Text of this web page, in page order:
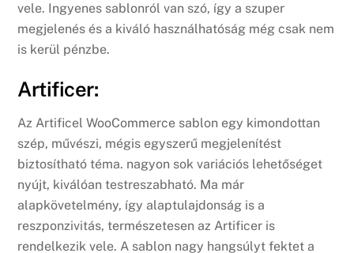
vele. Ingyenes sablonról van szó, így a szuper
megjelenés és a kiváló használhatóság még csak nem
is kerül pénzbe.
Artificer:
Az Artificel WooCommerce sablon egy kimondottan
szép, művészi, mégis egyszerű megjelenítést
biztosítható téma. nagyon sok variációs lehetőséget
nyújt, kiválóan testreszabható. Ma már
alapkövetelmény, így alaptulajdonság is a
reszponzivitás, természetesen az Artificer is
rendelkezik vele. A sablon nagy hangsúlyt fektet a